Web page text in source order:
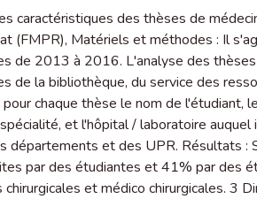
caractéristiques des thèses de
(FMPR), Matériels et méthodes : Il
de 2013 à 2016. L'analyse des
de la bibliothèque, du service des
chaque thèse le nom de l'étudiant,
et l'hôpital / laboratoire
départements et des UPR. Résultats :
par des étudiantes et 41% par des
et médico chirurgicales. 3